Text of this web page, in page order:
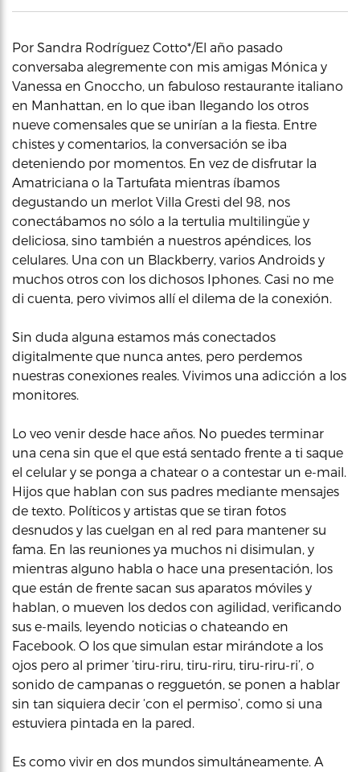
Por Sandra Rodríguez Cotto*/El año pasado
conversaba alegremente con mis amigas Mónica y
Vanessa en Gnoccho, un fabuloso restaurante italiano
en Manhattan, en lo que iban llegando los otros
nueve comensales que se unirían a la fiesta. Entre
chistes y comentarios, la conversación se iba
deteniendo por momentos. En vez de disfrutar la
Amatriciana o la Tartufata mientras íbamos
degustando un merlot Villa Gresti del 98, nos
conectábamos no sólo a la tertulia multilingüe y
deliciosa, sino también a nuestros apéndices, los
celulares. Una con un Blackberry, varios Androids y
muchos otros con los dichosos Iphones. Casi no me
di cuenta, pero vivimos allí el dilema de la conexión.
Sin duda alguna estamos más conectados
digitalmente que nunca antes, pero perdemos
nuestras conexiones reales. Vivimos una adicción a los
monitores.
Lo veo venir desde hace años. No puedes terminar
una cena sin que el que está sentado frente a ti saque
el celular y se ponga a chatear o a contestar un e-mail.
Hijos que hablan con sus padres mediante mensajes
de texto. Políticos y artistas que se tiran fotos
desnudos y las cuelgan en al red para mantener su
fama. En las reuniones ya muchos ni disimulan, y
mientras alguno habla o hace una presentación, los
que están de frente sacan sus aparatos móviles y
hablan, o mueven los dedos con agilidad, verificando
sus e-mails, leyendo noticias o chateando en
Facebook. O los que simulan estar mirándote a los
ojos pero al primer ‘tiru-riru, tiru-riru, tiru-riru-ri’, o
sonido de campanas o regguetón, se ponen a hablar
sin tan siquiera decir ‘con el permiso’, como si una
estuviera pintada en la pared.
Es como vivir en dos mundos simultáneamente. A